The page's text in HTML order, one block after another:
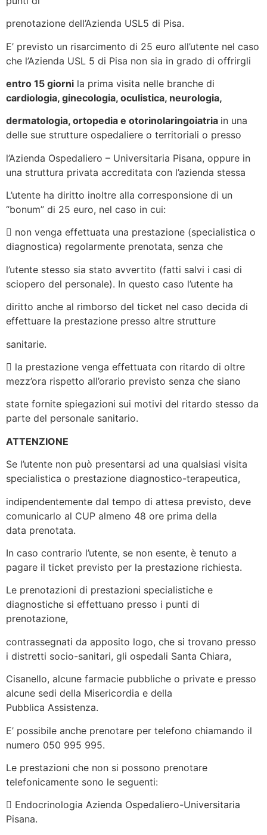
prenotazione dell’Azienda USL5 di Pisa.
E’ previsto un risarcimento di 25 euro all’utente nel caso
che l’Azienda USL 5 di Pisa non sia in grado di offrirgli
entro 15 giorni la prima visita nelle branche di
cardiologia, ginecologia, oculistica, neurologia,
dermatologia, ortopedia e otorinolaringoiatria in una
delle sue strutture ospedaliere o territoriali o presso
l’Azienda Ospedaliero – Universitaria Pisana, oppure in
una struttura privata accreditata con l’azienda stessa
L’utente ha diritto inoltre alla corresponsione di un
“bonum” di 25 euro, nel caso in cui:
 non venga effettuata una prestazione (specialistica o
diagnostica) regolarmente prenotata, senza che
l’utente stesso sia stato avvertito (fatti salvi i casi di
sciopero del personale). In questo caso l’utente ha
diritto anche al rimborso del ticket nel caso decida di
effettuare la prestazione presso altre strutture
sanitarie.
 la prestazione venga effettuata con ritardo di oltre
mezz’ora rispetto all’orario previsto senza che siano
state fornite spiegazioni sui motivi del ritardo stesso da
parte del personale sanitario.
ATTENZIONE
Se l’utente non può presentarsi ad una qualsiasi visita
specialistica o prestazione diagnostico-terapeutica,
indipendentemente dal tempo di attesa previsto, deve
comunicarlo al CUP almeno 48 ore prima della
data prenotata.
In caso contrario l’utente, se non esente, è tenuto a
pagare il ticket previsto per la prestazione richiesta.
Le prenotazioni di prestazioni specialistiche e
diagnostiche si effettuano presso i punti di
prenotazione,
contrassegnati da apposito logo, che si trovano presso
i distretti socio-sanitari, gli ospedali Santa Chiara,
Cisanello, alcune farmacie pubbliche o private e presso
alcune sedi della Misericordia e della
Pubblica Assistenza.
E’ possibile anche prenotare per telefono chiamando il
numero 050 995 995.
Le prestazioni che non si possono prenotare
telefonicamente sono le seguenti:
 Endocrinologia Azienda Ospedaliero-Universitaria
Pisana.